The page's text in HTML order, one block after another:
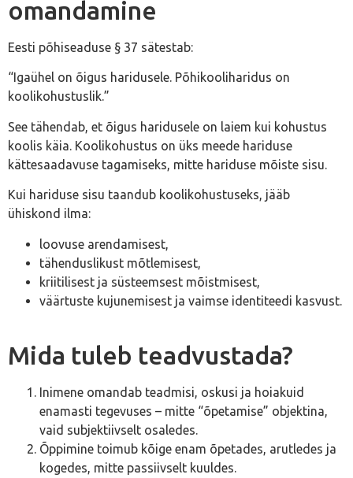
omandamine
Eesti põhiseaduse § 37 sätestab:
“Igaühel on õigus haridusele. Põhikooliharidus on
koolikohustuslik.”
See tähendab, et õigus haridusele on laiem kui kohustus
koolis käia. Koolikohustus on üks meede hariduse
kättesaadavuse tagamiseks, mitte hariduse mõiste sisu.
Kui hariduse sisu taandub koolikohustuseks, jääb
ühiskond ilma:
loovuse arendamisest,
tähenduslikust mõtlemisest,
kriitilisest ja süsteemsest mõistmisest,
väärtuste kujunemisest ja vaimse identiteedi kasvust.
Mida tuleb teadvustada?
Inimene omandab teadmisi, oskusi ja hoiakuid
enamasti tegevuses – mitte “õpetamise” objektina,
vaid subjektiivselt osaledes.
Õppimine toimub kõige enam õpetades, arutledes ja
kogedes, mitte passiivselt kuuldes.